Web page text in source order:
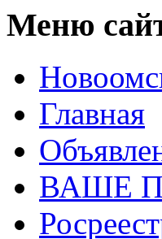
Меню
Главная
ВАШЕ